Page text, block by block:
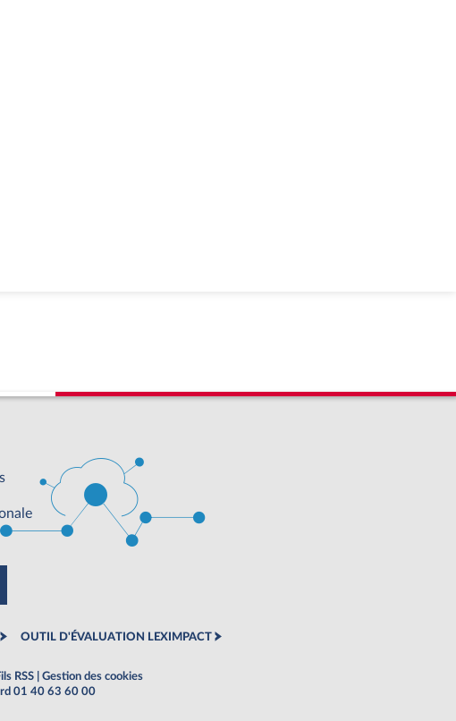
OUTIL D'ÉVALUATION LEXIMPACT
RSS
Gestion des cookies
01 40 63 60 00